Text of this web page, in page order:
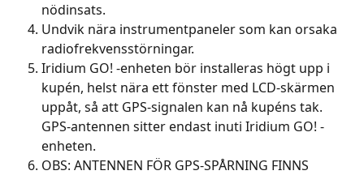
nödinsats.
Undvik nära instrumentpaneler som kan orsaka
radiofrekvensstörningar.
Iridium GO! -enheten bör installeras högt upp i
kupén, helst nära ett fönster med LCD-skärmen
uppåt, så att GPS-signalen kan nå kupéns tak.
GPS-antennen sitter endast inuti Iridium GO! -
enheten.
OBS: ANTENNEN FÖR GPS-SPÅRNING FINNS